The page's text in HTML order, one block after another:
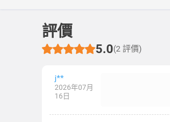
評價
5.0(2 評價)
j**
2026年07月
16日